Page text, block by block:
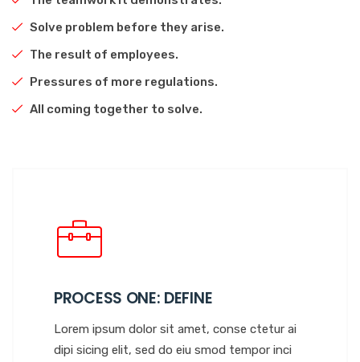
Solve problem before they arise.
The result of employees.
Pressures of more regulations.
All coming together to solve.
PROCESS ONE: DEFINE
Lorem ipsum dolor sit amet, conse ctetur ai
dipi sicing elit, sed do eiu smod tempor inci